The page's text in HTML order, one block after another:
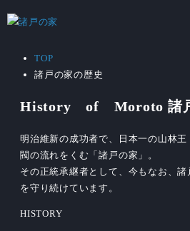
TOP
諸戸の家の歴史
History of Moroto 諸
明治維新の成功者で、日本一の山林
閥の流れをくむ「諸戸の家」。
その正統承継者として、今もなお、
を守り続けています。
HISTORY